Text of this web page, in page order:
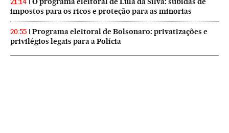
21:14
impostos para os ricos e proteção para as minorias
20:55
Programa eleitoral de Bolsonaro: privatizações e
privilégios legais para a Polícia